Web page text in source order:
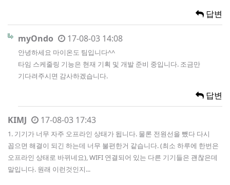
답변
myOndo 17-08-03 14:08
안녕하세요 마이온도 팀입니다^^
타임 스케줄링 기능은 현재 기획 및 개발 준비 중입니다. 조금만
기다려주시면 감사하겠습니다.
답변
KIMJ 17-08-03 17:43
1. 기기가 너무 자주 오프라인 상태가 됩니다. 물론 전원선을 뺐다 다시
꼽으면 해결이 되긴 하는데 너무 불편한거 같습니다. (최소 하루에 한번은
오프라인 상태로 바뀌네요), WIFI 연결되어 있는 다른 기기들은 괜찮은데
말입니다. 원래 이런것인지...